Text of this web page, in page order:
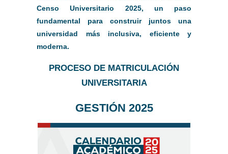
Censo Universitario 2025, un paso
fundamental para construir juntos una
universidad más inclusiva, eficiente y
moderna.
PROCESO DE MATRICULACIÓN
UNIVERSITARIA
GESTIÓN 2025